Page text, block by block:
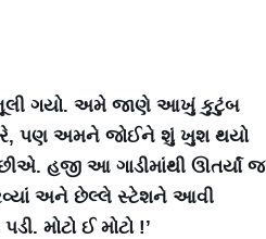
ભૂલી ગયો. અમે જાણે આખું કુટુંબ
અરે, પણ અમને જોઈને શું ખુશ થયો
હજી આ ગાડીમાંથી ઊતર્યાં જ
ફેરવ્યાં અને છેલ્લે સ્ટેશને આવી
મોટો ઈ મોટો !’